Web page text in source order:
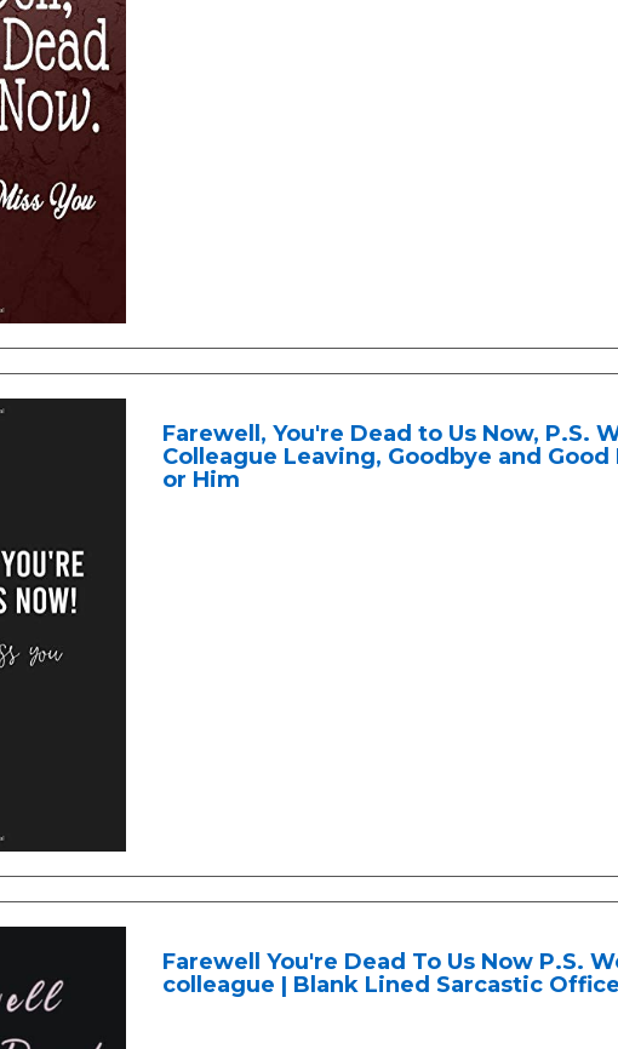
Farewell, You're Dead to Us Now, P.S.
Colleague Leaving, Goodbye and
or Him
Farewell You're Dead To Us Now P.S.
colleague | Blank Lined Sarcastic